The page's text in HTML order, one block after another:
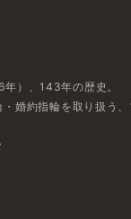
）、​143年の​歴史。
婚約指輪を​取り扱う